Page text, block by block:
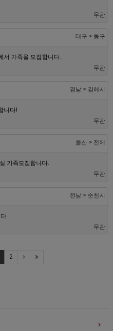
무관
대구 > 동구
서 가족을 모집합니다.
무관
경남 > 김해시
니다!
무관
울산 > 전체
가족모집합니다.
무관
전남 > 순천시
무관
2